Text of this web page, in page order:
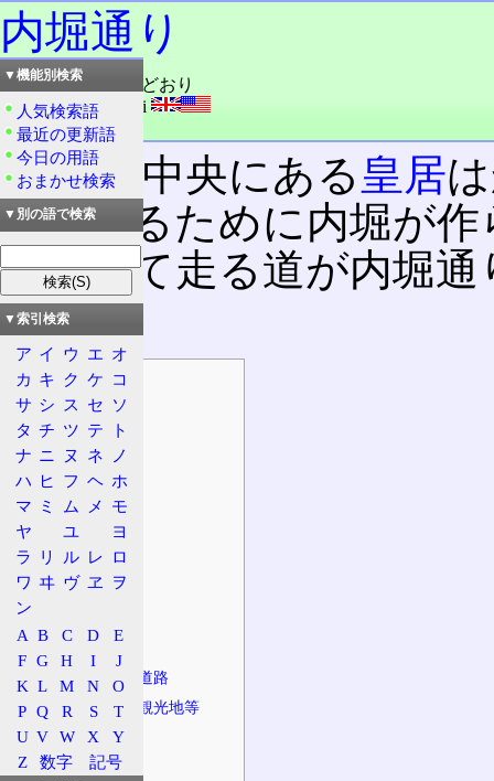
内堀通り
読み：うちぼり・どおり
外語：Uchibori dori
品詞：固有名詞
東京の中央にある 皇居
城を守るために内堀が
に沿って走る道が内堀
く。
目次
道路の情報
起点・終点
法定路線名
重複区間
道路の状況
カルガモ
接続する主な道路
沿道の施設、観光地等
道の駅
主な橋
▼機能別検索
人気検索語
最近の更新語
今日の用語
おまかせ検索
▼別の語で検索
▼索引検索
ア イ ウ エ オ
カ キ ク ケ コ
サ シ ス セ ソ
タ チ ツ テ
ト
ナ ニ ヌ ネ
ノ
ハ ヒ フ ヘ ホ
マ ミ ム メ
モ
ヤ
ユ
ヨ
ラ
リ ル レ ロ
ワ ヰ ヴ ヱ
ヲ
ン
A B C D
E
F G H I
J
K L M N
O
P Q R S
T
U V W X
Y
Z
数字 記号